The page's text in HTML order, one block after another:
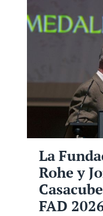
La
Rohe y
FAD